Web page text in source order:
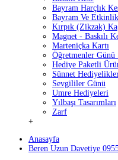
Bayram Harçlık
Bayram Ve
Kırpık (Zikzak)
Magnet - Baskılı
Marteniçka Kartı
Öğretmenler Günü
Hediye Paketli
Sünnet
Sevgililer Günü
Umre Hediyeleri
Yılbaşı Tasarımları
Zarf
+
Anasayfa
Beren Uzun Davetiye